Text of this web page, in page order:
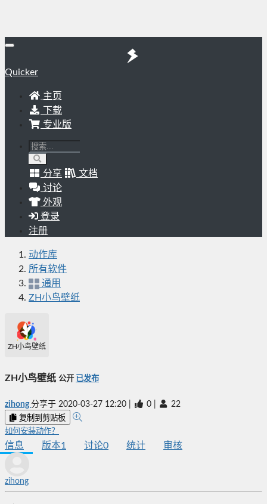
Quicker
主页
下载
专业版
分享
文档
讨论
外观
登录
注册
动作库
所有软件
通用
ZH小鸟壁纸
ZH小鸟壁纸
ZH小鸟壁纸 公开 已发布
zihong分享于 2020-03-27 12:20 0 22
复制到剪贴板
如何安装动作？
信息 版本1 讨论0 统计 审核
zihong